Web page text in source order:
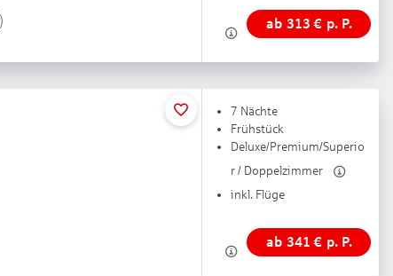
ab 313 € p. P.
7 Nächte
Frühstück
Deluxe/Premium/Superio
r / Doppelzimmer
inkl. Flüge
ab 341 € p. P.